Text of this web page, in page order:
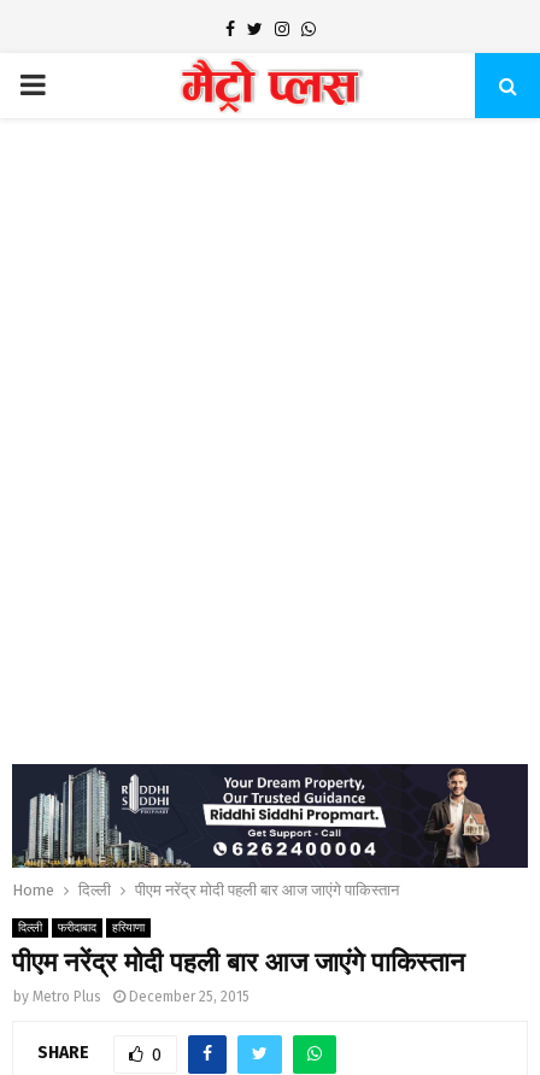
Facebook
TwitterInstagram
Whatsapp
PRIMARY
Home दिल्ली पीएम नरेंद्र मोदी पहली बार आज जाएंगे पाकिस्‍तान
दिल्ली फरीदाबाद हरियाणा
पीएम नरेंद्र मोदी पहली बार आज जाएंगे पाकिस्‍तान
by Metro Plus December 25, 2015
SHARE 0